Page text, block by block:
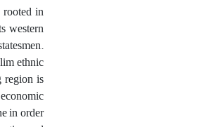
in
western
ethnic
is
in order